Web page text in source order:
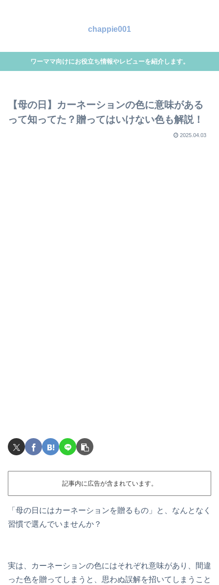
chappie001
ワーママ向けにお役立ち情報やレビューを紹介します。
【母の日】カーネーションの色に意味がある
って知ってた？贈ってはいけない色も解説！
2025.04.03
記事内に広告が含まれています。
「母の日にはカーネーションを贈るもの」と、なんとなく
習慣で選んでいませんか？
実は、カーネーションの色にはそれぞれ意味があり、間違
った色を贈ってしまうと、思わぬ誤解を招いてしまうこと